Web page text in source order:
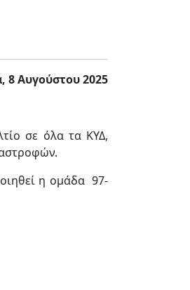
8 Αυγούστου 2025
σε όλα τα ΚΥΔ,
η ομάδα 97-